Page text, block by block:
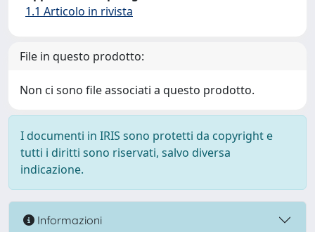
1.1 Articolo in rivista
File in questo prodotto:
Non ci sono file associati a questo prodotto.
I documenti in IRIS sono protetti da copyright e
tutti i diritti sono riservati, salvo diversa
indicazione.
Informazioni